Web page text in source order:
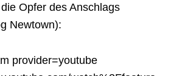
Opfer des Anschlags
Newtown):
provider=youtube